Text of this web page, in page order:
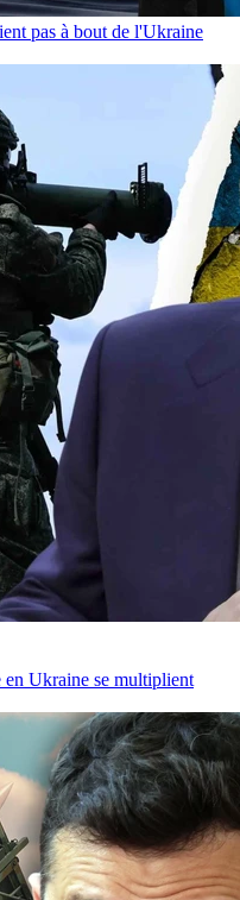
pas à bout de l'Ukraine
en Ukraine se multiplient